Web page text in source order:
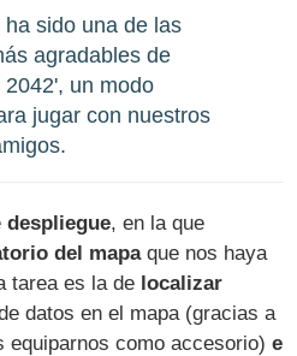
sido una de las
agradables de
2042', un modo
jugar con nuestros
despliegue, en la que
del mapaque nos haya
tarea es la de localizar
datos en el mapa (gracias a
equiparnos como accesorio)e